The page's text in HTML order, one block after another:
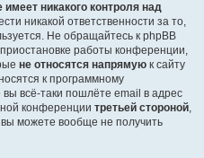
имеет никакого контроля над
никакой ответственности за то,
Не обращайтесь к phpBB
работы конференции,
не относятся напрямую к сайту
к программному
всё-таки пошлёте email в адрес
конференции третьей стороной,
можете вообще не получить